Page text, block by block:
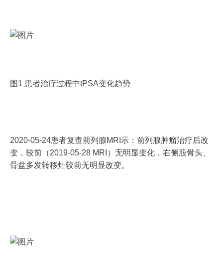
图1 患者治疗过程中tPSA变化趋势
2020-05-24患者复查前列腺MRI示：前列腺肿瘤治疗后改
变，较前（2019-05-28 MRI）无明显变化，右侧股骨头、
骨盆多发转移灶较前无明显改变。